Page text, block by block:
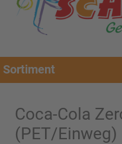
Sortiment
Coca-Cola
(PET/Einweg)